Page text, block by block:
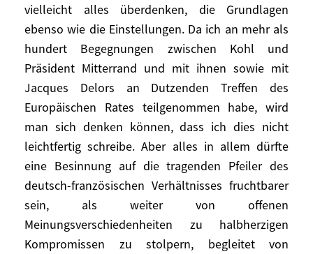
vielleicht alles überdenken, die Grundlagen
ebenso wie die Einstellungen. Da ich an mehr als
hundert Begegnungen zwischen Kohl und
Präsident Mitterrand und mit ihnen sowie mit
Jacques Delors an Dutzenden Treffen des
Europäischen Rates teilgenommen habe, wird
man sich denken können, dass ich dies nicht
leichtfertig schreibe. Aber alles in allem dürfte
eine Besinnung auf die tragenden Pfeiler des
deutsch-französischen Verhältnisses fruchtbarer
sein, als weiter von offenen
Meinungsverschiedenheiten zu halbherzigen
Kompromissen zu stolpern, begleitet von
akzeptieren, dass die Wirtschaftspolitik
innerhalb der EU und der Euro-Zone das
Ergebnis einer Synthese ist zwischen
seiner verständlichen Kultur einer
Inflationsabwehr wie auch des Abbaus von
Haushaltsdefiziten und der absoluten
Notwendigkeit eines neuen Wachstums für
Europa. Akzeptieren muss Deutschland
auch, dass diese Politik-Mischung
veränderbar sein sollte, auf veränderte
Situationen reagieren können muss und
auch ein monetäres Element enthalten
wird und dass sie auf globaler Ebene einen
«gerechten Tausch» fördert.